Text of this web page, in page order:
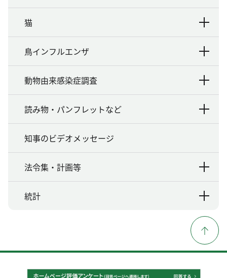
猫
鳥インフルエンザ
動物由来感染症調査
読み物・パンフレットなど
知事のビデオメッセージ
法令集・計画等
統計